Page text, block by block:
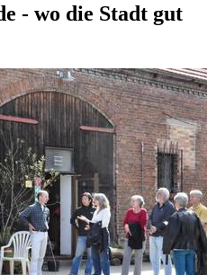
- wo die Stadt gut